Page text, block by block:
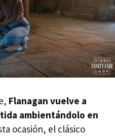
Flanagan vuelve a
ambientándolo en
ocasión, el clásico